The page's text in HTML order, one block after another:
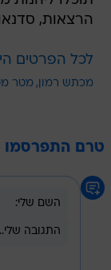
הרצאות,
לכל הפרטים
מכתש רמון מטר
טרם התפרסמו